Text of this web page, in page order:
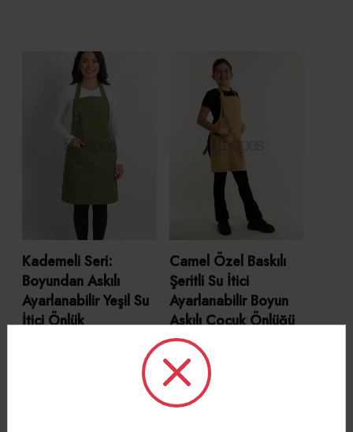
Kademeli Seri:
Boyundan Askılı
Ayarlanabilir Yeşil Su
İtici Önlük
Camel Özel Baskılı
Şeritli Su İtici
Ayarlanabilir Boyun
Askılı Çocuk Önlüğü
(7-12 Yaş)
420,00 TL